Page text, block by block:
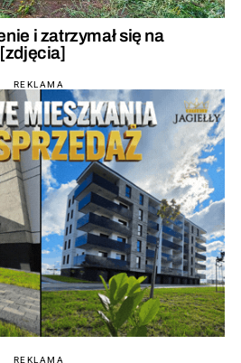
i zatrzymał się na
REKLAMA
REKLAMA